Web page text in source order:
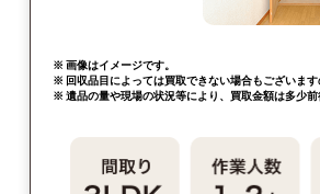
※ 画像はイメージです。
※ 回収品目によっては買取できない場合もございます
※ 遺品の量や現場の状況等により、買取金額は多少前